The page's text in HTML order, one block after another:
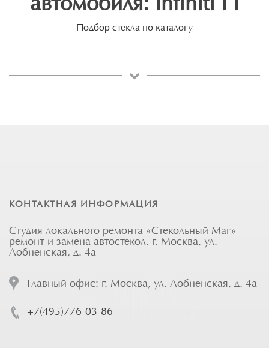
Подбор стекла по каталогу
КОНТАКТНАЯ ИНФОРМАЦИЯ
Студия локального ремонта «Стекольный Маг» —
ремонт и замена автостекол. г. Москва, ул.
Лобненская, д. 4а
Главный офис: г. Москва, ул. Лобненская, д. 4а
+7(495)776-03-86